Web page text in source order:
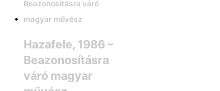
Hazafele, 1986 –
Beazonosításra
váró magyar